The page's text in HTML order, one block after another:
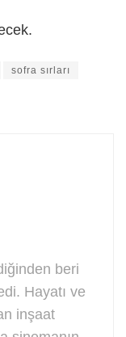
sofra sırları
beri
Hayatı ve
inşaat